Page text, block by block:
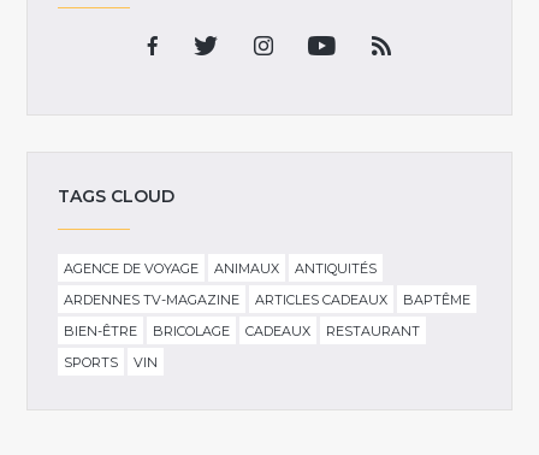
TAGS CLOUD
AGENCE DE VOYAGE ANIMAUX
ANTIQUITÉS
ARDENNES TV-MAGAZINE
ARTICLES CADEAUX
BAPTÊME
BIEN-ÊTRE
BRICOLAGE CADEAUX
RESTAURANT
SPORTS
VIN